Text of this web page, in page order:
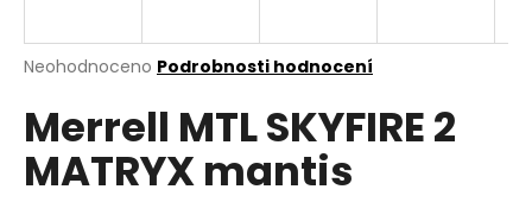
Průměrné
produktu
je
0,0
Neohodnoceno Podrobnosti hodnocení
Merrell MTL SKYFIRE 2
MATRYX mantis
j
t
?